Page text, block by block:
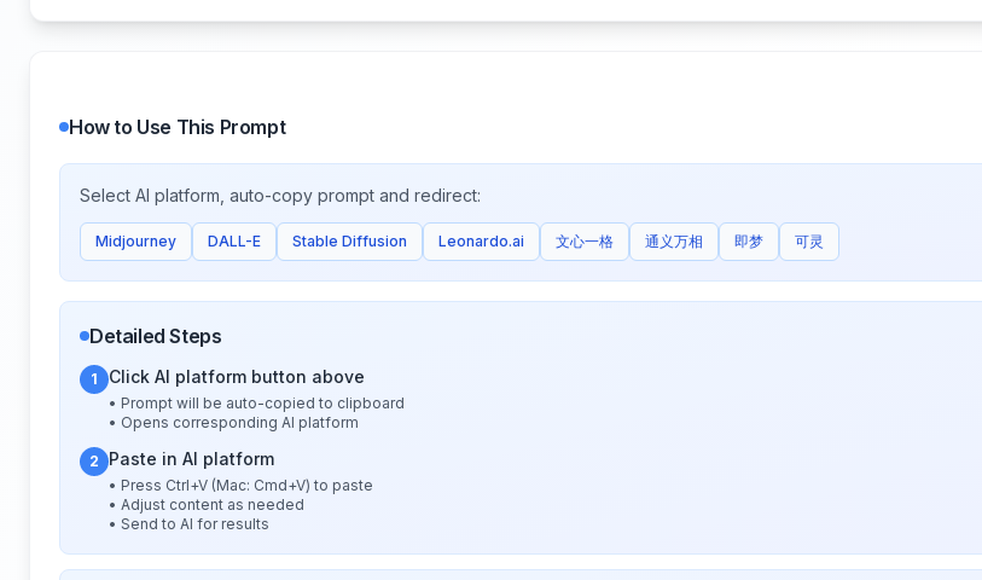
How to Use This Prompt
Select AI platform, auto-copy prompt and redirect:
Midjourney DALL-E Stable Diffusion Leonardo.ai 文心一格 通义万相 即梦 可灵
Detailed Steps
1 Click AI platform button above
• Prompt will be auto-copied to clipboard
• Opens corresponding AI platform
2 Paste in AI platform
• Press Ctrl+V (Mac: Cmd+V) to paste
• Adjust content as needed
• Send to AI for results